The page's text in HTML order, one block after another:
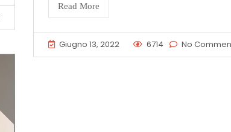
Read More
Giugno 13, 2022 6714 No